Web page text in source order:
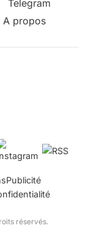
Telegram
A propos
Publicité
réservés.